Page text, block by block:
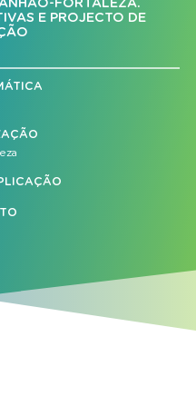
FORTALEZA.
E PROJECTO DE